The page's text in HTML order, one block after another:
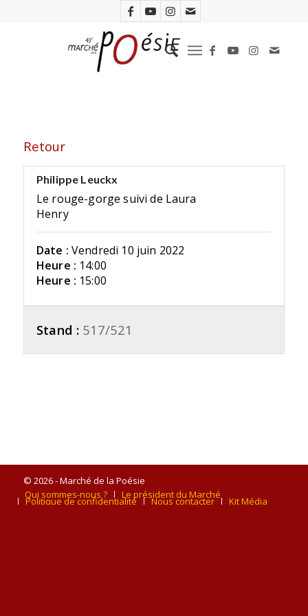
Retour
Philippe Leuckx
Le rouge-gorge suivi de Laura
Henry
Date : Vendredi 10 juin 2022
Heure : 14:00
Heure : 15:00
Stand : 517/521
© 2026 - Marché de la Poésie
Qui sommes-nous ?
Le président du Marché
Politique de confidentialité Nous contacter Kit Média